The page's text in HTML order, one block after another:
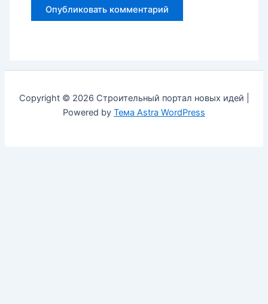
Copyright © 2026 Строительный портал новых идей |
Powered by Тема Astra WordPress